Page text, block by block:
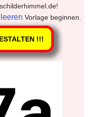
leeren Vorlage beginnen.
!!!